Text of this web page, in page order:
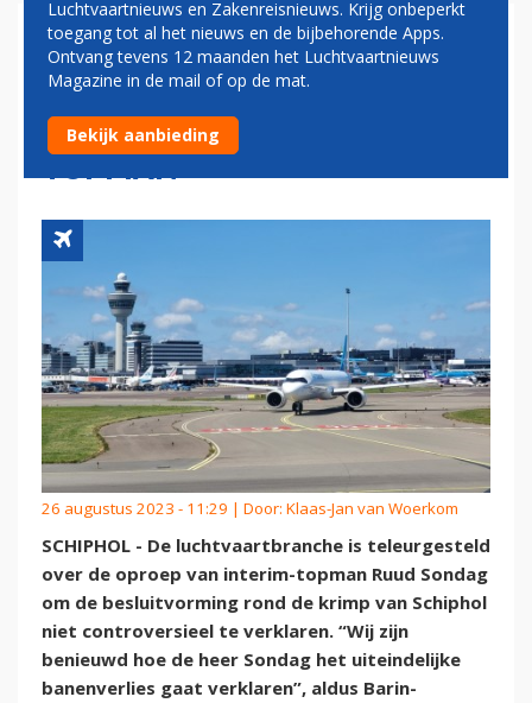
SECTOR TELEURGESTELD
OVER 'OBSESSIEVE' KRIMP-
AMBITIES SCHIPHOL-
TOPMAN
26 augustus 2023 - 11:29 | Door: Klaas-Jan van Woerkom
SCHIPHOL - De luchtvaartbranche is teleurgesteld
over de oproep van interim-topman Ruud Sondag
om de besluitvorming rond de krimp van Schiphol
niet controversieel te verklaren. “Wij zijn
benieuwd hoe de heer Sondag het uiteindelijke
banenverlies gaat verklaren”, aldus Barin-
Luchtvaartnieuws en Zakenreisnieuws. Krijg onbeperkt
toegang tot al het nieuws en de bijbehorende Apps.
Ontvang tevens 12 maanden het Luchtvaartnieuws
Magazine in de mail of op de mat.
Bekijk aanbieding